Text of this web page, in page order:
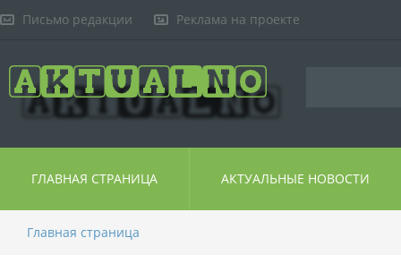
Письмо редакции Реклама на проекте
ГЛАВНАЯ СТРАНИЦА АКТУАЛЬНЫЕ НОВОСТИ
Главная страница